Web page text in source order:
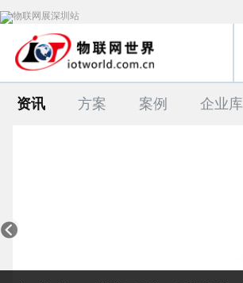
资讯 方案 案例 企业库
